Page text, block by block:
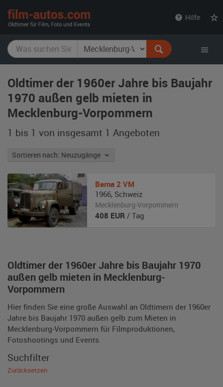
Hilfe
Oldtimer der 1960er Jahre bis Baujahr
1970 außen gelb mieten in
Mecklenburg-Vorpommern
1 bis 1 von insgesamt 1 Angeboten
Sortieren nach: Neuzugänge
Oldtimer der 1960er Jahre bis Baujahr 1970
außen gelb mieten in Mecklenburg-
Vorpommern
Hier finden Sie eine große Auswahl an Oldtimern der 1960er
Jahre bis Baujahr 1970 außen gelb zum Mieten in
Mecklenburg-Vorpommern für Filmproduktionen,
Fotoshootings und Events.
Berna 2 VM
1966, Schweiz
Mecklenburg-Vorpommern
408 EUR / Tag
Suchfilter
Zurücksetzen